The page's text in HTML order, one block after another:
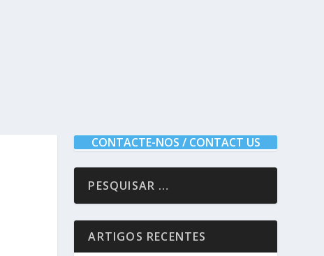
CONTACTE-NOS / CONTACT US
ARTIGOS RECENTES